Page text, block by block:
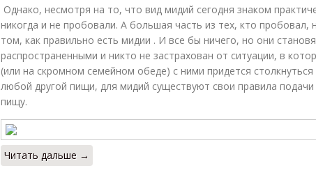
Однако, несмотря на то, что вид мидий сегодня знаком
никогда и не пробовали. А большая часть из тех, кто пробовал,
том, как правильно есть мидии . И все бы ничего, но они
распространенными и никто не застрахован от ситуации, в
(или на скромном семейном обеде) с ними придется
любой другой пищи, для мидий существуют свои правила подачи
пищу.
Читать дальше →